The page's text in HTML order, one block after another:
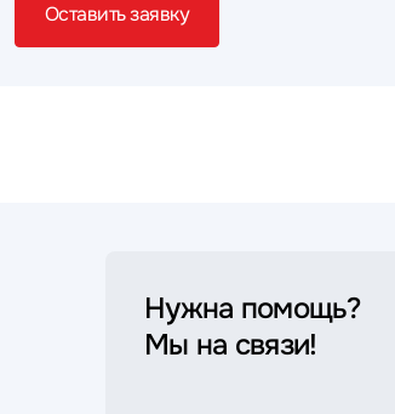
Оставить заявку
Нужна помощь?
Мы на связи!